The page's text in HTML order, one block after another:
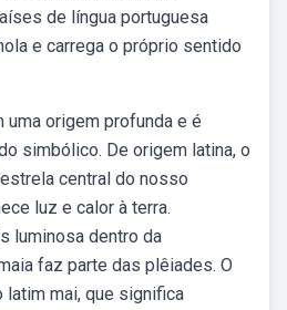
de língua portuguesa
e carrega o próprio sentido
origem profunda e é
simbólico. De origem latina, o
central do nosso
luz e calor à terra.
luminosa dentro da
faz parte das plêiades. O
latim mai, que significa